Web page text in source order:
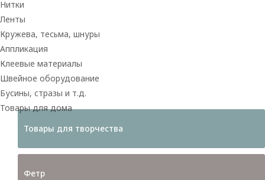
Нитки
Ленты
Кружева, тесьма, шнуры
Аппликация
Клеевые материалы
Швейное оборудование
Бусины, стразы и т.д.
Товары для дома
Товары для творчества
Фетр